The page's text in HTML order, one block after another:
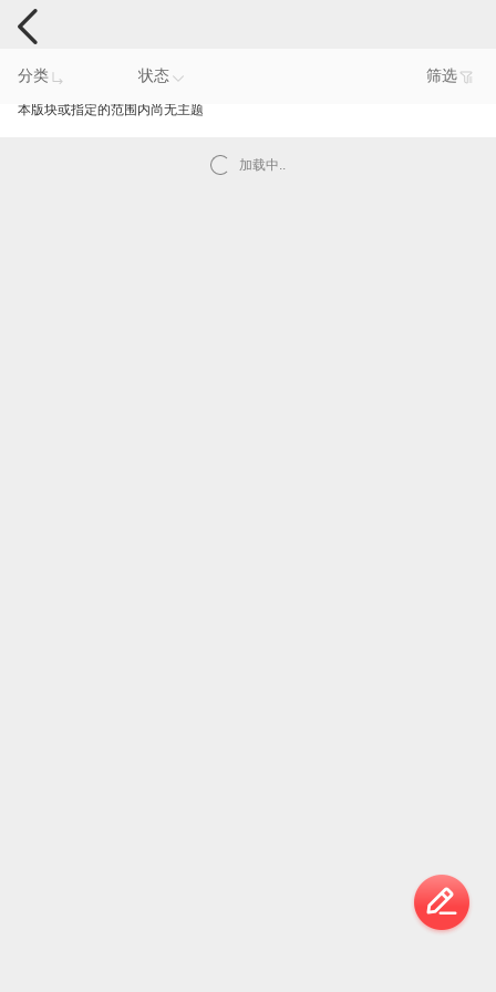
手机反馈
分类 状态 筛选
本版块或指定的范围内尚无主题
加载中..